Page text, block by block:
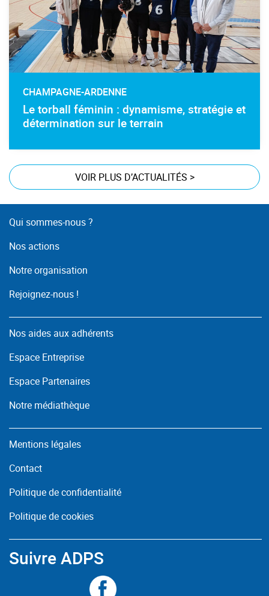
CHAMPAGNE-ARDENNE
Le torball féminin : dynamisme, stratégie et
détermination sur le terrain
VOIR PLUS D’ACTUALITÉS >
Qui sommes-nous ?
Nos actions
Notre organisation
Rejoignez-nous !
Nos aides aux adhérents
Espace Entreprise
Espace Partenaires
Notre médiathèque
Mentions légales
Contact
Politique de confidentialité
Politique de cookies
Suivre ADPS